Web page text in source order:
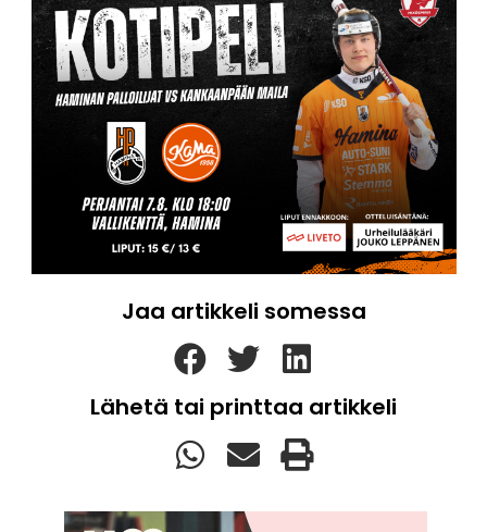
Jaa artikkeli somessa
Lähetä tai printtaa artikkeli